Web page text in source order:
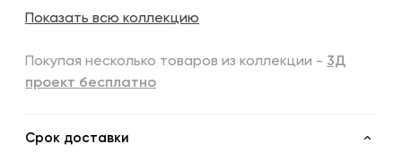
Показать всю коллекцию
Покупая несколько товаров из коллекции - 3Д
проект бесплатно
Срок доставки